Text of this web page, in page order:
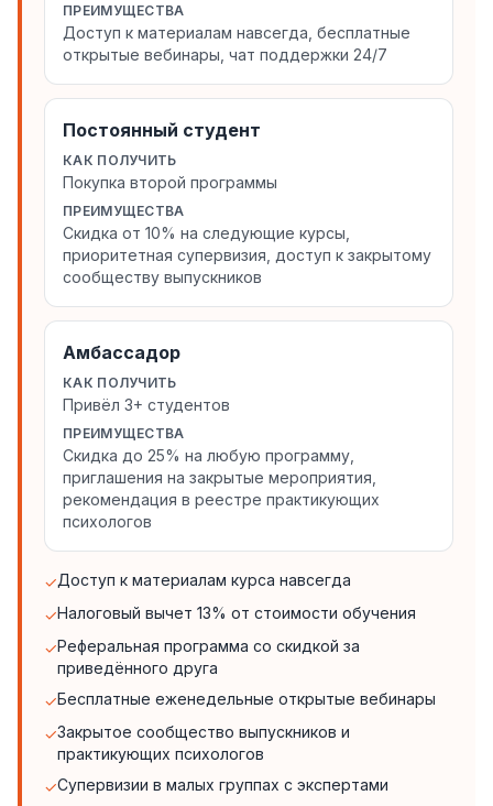
ПРЕИМУЩЕСТВА
Доступ к материалам навсегда, бесплатные
открытые вебинары, чат поддержки 24/7
Постоянный студент
КАК ПОЛУЧИТЬ
Покупка второй программы
ПРЕИМУЩЕСТВА
Скидка от 10% на следующие курсы,
приоритетная супервизия, доступ к закрытому
сообществу выпускников
Амбассадор
КАК ПОЛУЧИТЬ
Привёл 3+ студентов
ПРЕИМУЩЕСТВА
Скидка до 25% на любую программу,
приглашения на закрытые мероприятия,
рекомендация в реестре практикующих
психологов
✓Доступ к материалам курса навсегда
✓Налоговый вычет 13% от стоимости обучения
✓Реферальная программа со скидкой за
приведённого друга
✓Бесплатные еженедельные открытые вебинары
✓Закрытое сообщество выпускников и
практикующих психологов
✓Супервизии в малых группах с экспертами